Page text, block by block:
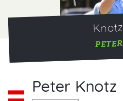
Knotz
PETER
Peter Knotz